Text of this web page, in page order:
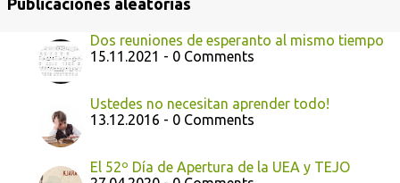
Publicaciones aleatorias
Dos reuniones de esperanto al mismo tiempo
15.11.2021 - 0 Comments
Ustedes no necesitan aprender todo!
13.12.2016 - 0 Comments
El 52º Día de Apertura de la UEA y TEJO